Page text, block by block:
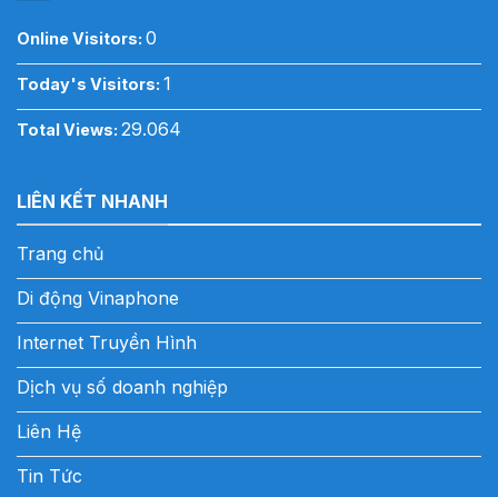
Online Visitors: 0
Today's Visitors: 1
Total Views: 29.064
LIÊN KẾT NHANH
Trang chủ
Di động Vinaphone
Internet Truyền Hình
Dịch vụ số doanh nghiệp
Liên Hệ
Tin Tức